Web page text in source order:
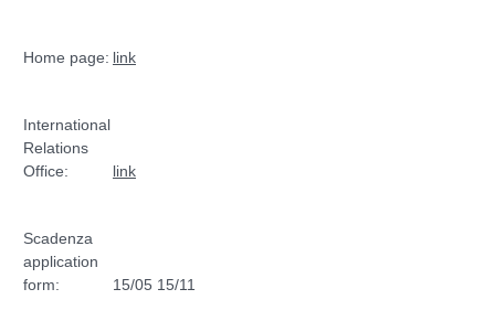
Home page: link
International
Relations
Office:
link
Scadenza
application
form:
15/05 15/11